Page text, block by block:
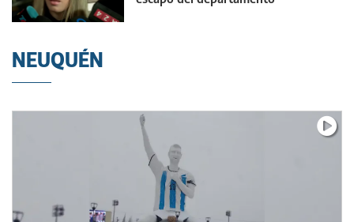
NEUQUÉN